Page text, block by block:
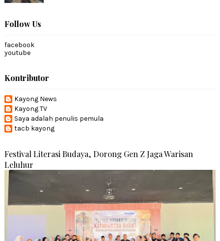
Follow Us
facebook
youtube
Kontributor
Kayong News
Kayong TV
Saya adalah penulis pemula
tacb kayong
Festival Literasi Budaya, Dorong Gen Z Jaga Warisan
Leluhur